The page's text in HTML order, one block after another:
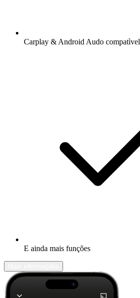
Carplay & Android Audo compatìvel
E ainda mais funções